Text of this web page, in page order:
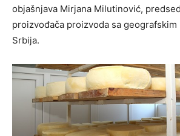
objašnjava Mirjana Milutinović,
proizvođača proizvoda sa
Srbija.